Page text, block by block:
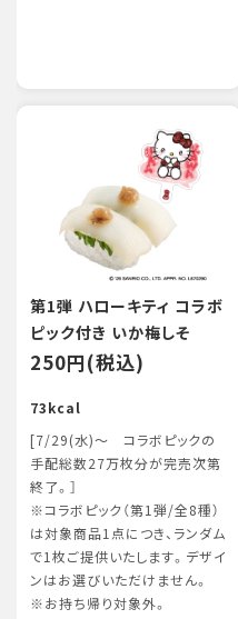
第1弾 ハローキティ コラボ
ピック付き いか梅しそ
250円(税込)
73kcal
[7/29(水)～ コラボピックの
手配総数27万枚分が完売次第
終了。］
※コラボピック（第1弾/全8種）
は対象商品1点につき、ランダム
で1枚ご提供いたします。デザイ
ンはお選びいただけません。
※お持ち帰り対象外。